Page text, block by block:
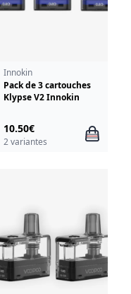
Innokin
Pack de 3 cartouches
Klypse V2 Innokin
10.50€
2 variantes